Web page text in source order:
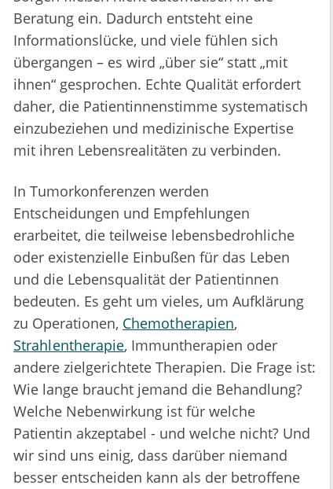
Beratung ein. Dadurch entsteht eine
Informationslücke, und viele fühlen sich
übergangen – es wird „über sie“ statt „mit
ihnen“ gesprochen. Echte Qualität erfordert
daher, die Patientinnenstimme systematisch
einzubeziehen und medizinische Expertise
mit ihren Lebensrealitäten zu verbinden.
In Tumorkonferenzen werden
Entscheidungen und Empfehlungen
erarbeitet, die teilweise lebensbedrohliche
oder existenzielle Einbußen für das Leben
und die Lebensqualität der Patientinnen
bedeuten. Es geht um vieles, um Aufklärung
zu Operationen, Chemotherapien,
Strahlentherapie, Immuntherapien oder
andere zielgerichtete Therapien. Die Frage ist:
Wie lange braucht jemand die Behandlung?
Welche Nebenwirkung ist für welche
Patientin akzeptabel - und welche nicht? Und
wir sind uns einig, dass darüber niemand
besser entscheiden kann als der betroffene